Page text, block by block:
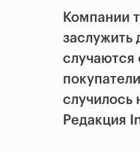
Компании
заслужить
случаются
случилось
Редакция